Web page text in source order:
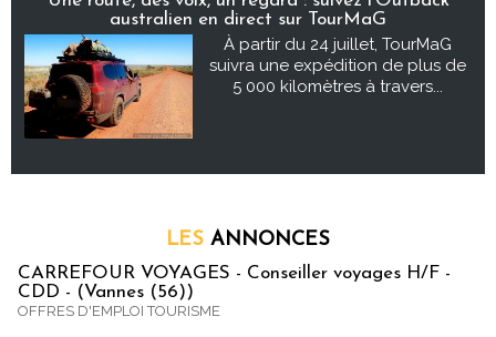
australien en direct sur TourMaG
À partir du 24 juillet, TourMaG
suivra une expédition de plus de
5 000 kilomètres à travers...
LES ANNONCES
CARREFOUR VOYAGES - Conseiller voyages H/F -
CDD - (Vannes (56))
OFFRES D'EMPLOI TOURISME